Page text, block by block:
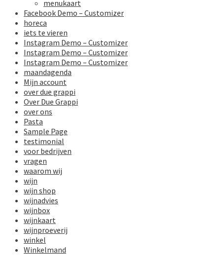
menukaart
Facebook Demo – Customizer
horeca
iets te vieren
Instagram Demo – Customizer
Instagram Demo – Customizer
Instagram Demo – Customizer
maandagenda
Mijn account
over due grappi
Over Due Grappi
over ons
Pasta
Sample Page
testimonial
voor bedrijven
vragen
waarom wij
wijn
wijn shop
wijnadvies
wijnbox
wijnkaart
wijnproeverij
winkel
Winkelmand